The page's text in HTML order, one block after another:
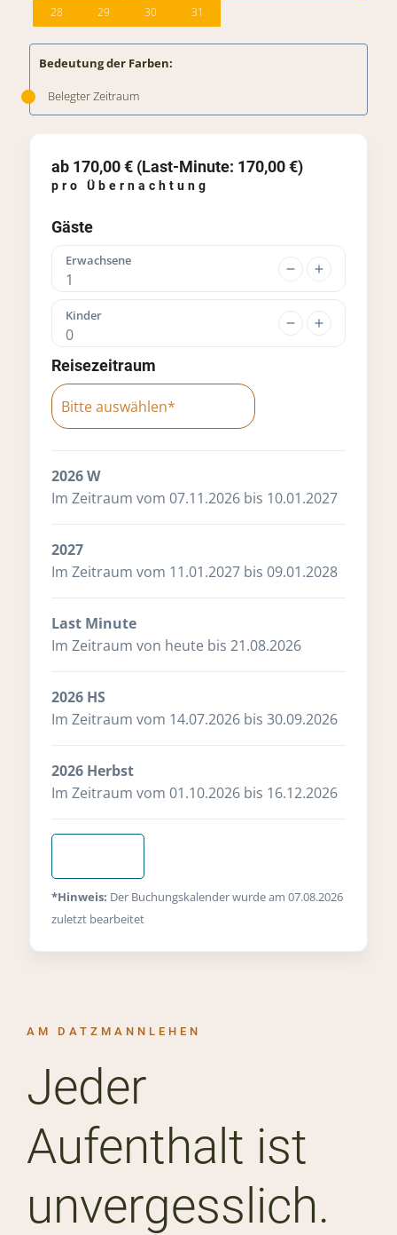
28
29 30 31
Bedeutung der Farben:
Belegter Zeitraum
ab 170,00 € (Last-Minute: 170,00 €)
pro Übernachtung
Gäste
Erwachsene
1
Kinder
0
Reisezeitraum
2026 W
Im Zeitraum vom 07.11.2026 bis 10.01.2027
2027
Im Zeitraum vom 11.01.2027 bis 09.01.2028
Last Minute
Im Zeitraum von heute bis 21.08.2026
2026 HS
Im Zeitraum vom 14.07.2026 bis 30.09.2026
2026 Herbst
Im Zeitraum vom 01.10.2026 bis 16.12.2026
*Hinweis: Der Buchungskalender wurde am 07.08.2026
zuletzt bearbeitet
AM DATZMANNLEHEN
Jeder
Aufenthalt ist
unvergesslich.